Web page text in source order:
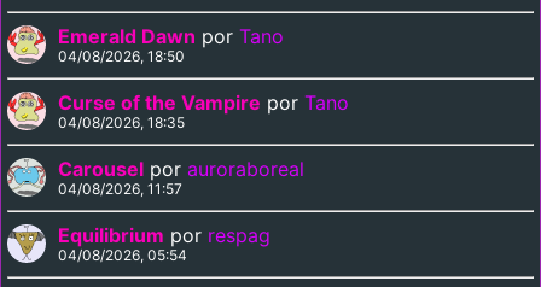
Emerald Dawn por Tano
04/08/2026, 18:50
Curse of the Vampire por Tano
04/08/2026, 18:35
Carousel por auroraboreal
04/08/2026, 11:57
Equilibrium por respag
04/08/2026, 05:54